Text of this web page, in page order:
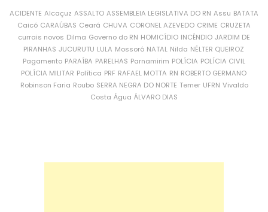
ACIDENTE Alcaçuz ASSALTO ASSEMBLEIA LEGISLATIVA DO RN Assu BATATA
Caicó CARAÚBAS Ceará CHUVA CORONEL AZEVEDO CRIME CRUZETA
currais novos Dilma Governo do RN HOMICÍDIO INCÊNDIO JARDIM DE
PIRANHAS JUCURUTU LULA Mossoró NATAL Nilda NÉLTER QUEIROZ
Pagamento PARAÍBA PARELHAS Parnamirim POLÍCIA POLÍCIA CIVIL
POLÍCIA MILITAR Política PRF RAFAEL MOTTA RN ROBERTO GERMANO
Robinson Faria Roubo SERRA NEGRA DO NORTE Temer UFRN Vivaldo
Costa Água ÁLVARO DIAS